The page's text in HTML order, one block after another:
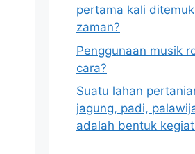
pertama kali
zaman?
Penggunaan musik
cara?
Suatu lahan
jagung, padi,
adalah bentuk